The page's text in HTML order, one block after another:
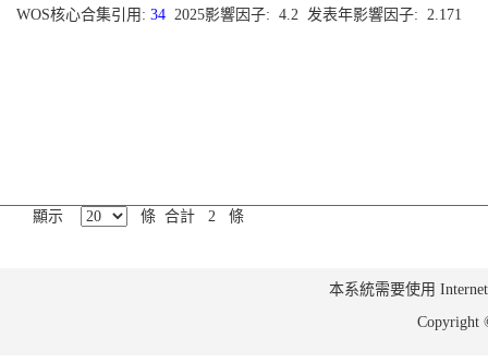
WOS核心合集引用: 34 2025影響因子: 4.2 发表年影響因子: 2.171
顯示 條 合計 2 條
本系統需要使用
Copyright